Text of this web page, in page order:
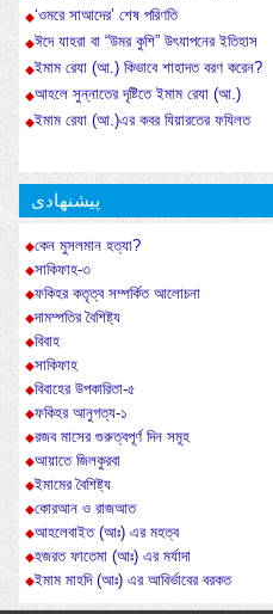
‘ওমরে সাআদের’ শেষ পরিণতি
ঈদে যাহরা বা “উমর কুশি” উৎযাপনের ইতিহাস
ইমাম রেযা (আ.) কিভাবে শাহাদত বরণ করেন?
আহলে সুন্নাতের দৃষ্টিতে ইমাম রেযা (আ.)
ইমাম রেযা (আ.)এর কবর যিয়ারতের ফযিলত
پیشنهادی
কেন মুসলমান হত্যা?
সাকিফাহ-৩
ফকিহর কতৃত্ব সম্পর্কিত আলোচনা
দামম্পতির বৈশিষ্ট্য
বিবাহ
সাকিফাহ
বিবাহের উপকারিতা-৫
ফকিহর আনুগত্য-১
রজব মাসের গুরুত্বপূর্ণ দিন সমূহ
আয়াতে জিলকুরবা
ইমামের বৈশিষ্ট্য
কোরআন ও রাজআত
আহলেবাইত (আঃ) এর মহত্ব
হজরত ফাতেমা (আঃ) এর মর্যাদা
ইমাম মাহদি (আঃ) এর আবির্ভাবের বরকত